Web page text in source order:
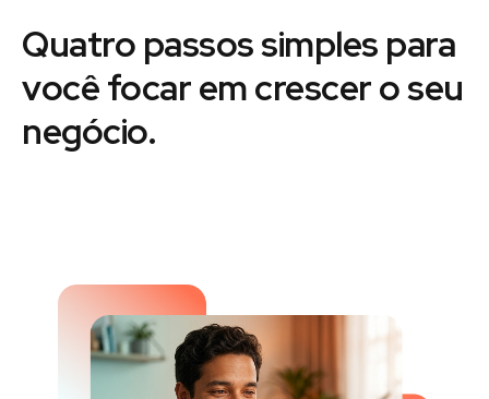
Quatro passos simples para
vocêfocarem crescer o seu
negócio.